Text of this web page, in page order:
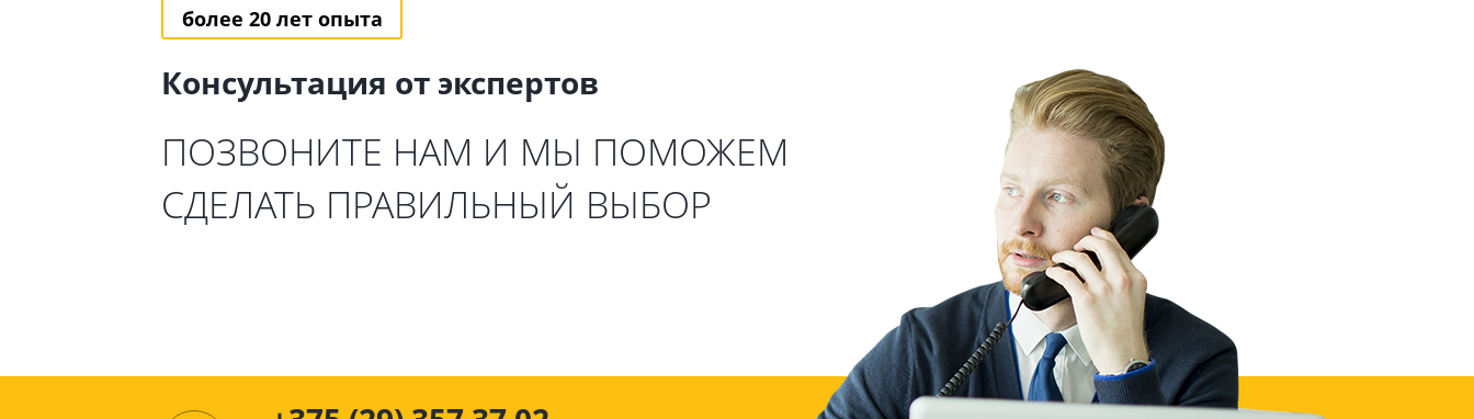
более 20 лет опыта
Консультация от экспертов
ПОЗВОНИТЕ НАМ И МЫ ПОМОЖЕМ
СДЕЛАТЬ ПРАВИЛЬНЫЙ ВЫБОР